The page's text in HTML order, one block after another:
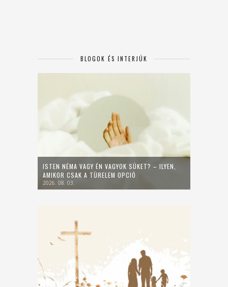
BLOGOK ÉS INTERJÚK
ISTEN NÉMA VAGY ÉN VAGYOK SÜKET? – ILYEN,
AMIKOR CSAK A TÜRELEM OPCIÓ
2026. 08. 03.